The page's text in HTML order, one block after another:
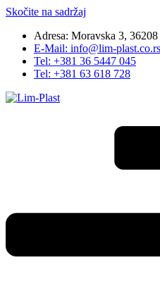
Skočite na sadržaj
Adresa: Moravska 3,
E-Mail: info@lim-plast.co.rs
Tel: +381 36 5447 045
Tel: +381 63 618 728